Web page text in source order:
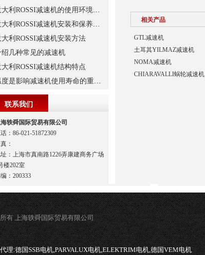
相关产品
GTL减速机
土耳其YILMAZ减速机
NOMA减速机
CHIARAVALLI蜗轮减速机
意大利ROSSI减速机的使用环境和保养要求
意大利ROSSI减速机安装和保养有这些要注意
大利ROSSI减速机安装方法
绍几种常见的减速机
大利ROSSI减速机结构特点
温度是影响减速机使用寿命的重要因素
联系我们
轶舜国际贸易有限公司
：86-021-51872309
：
：上海市真南路1226弄康建商务广场
楼202室
：200333
有 上海轶舜国际贸易有限公司
理:德国SSB电机,PARVALUX电机,ELEKTRIM电机,德国VEM电机